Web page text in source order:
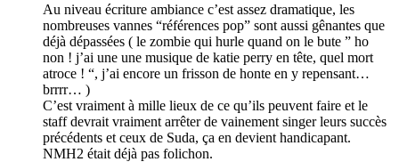
Au niveau écriture ambiance c’est assez dramatique, les
nombreuses vannes “références pop” sont aussi gênantes que
déjà dépassées ( le zombie qui hurle quand on le bute ” ho
non ! j’ai une une musique de katie perry en tête, quel mort
atroce ! “, j’ai encore un frisson de honte en y repensant…
brrrr… )
C’est vraiment à mille lieux de ce qu’ils peuvent faire et le
staff devrait vraiment arrêter de vainement singer leurs succès
précédents et ceux de Suda, ça en devient handicapant.
NMH2 était déjà pas folichon.